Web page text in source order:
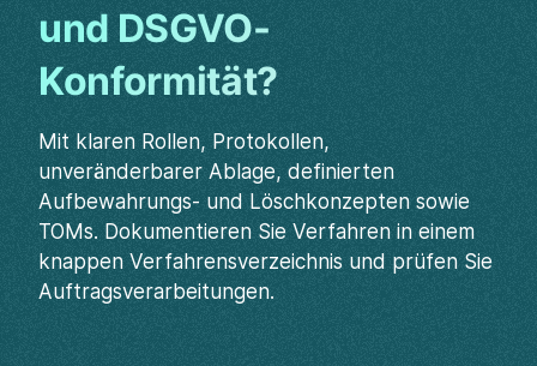
und DSGVO-
Konformität?
Mit klaren Rollen, Protokollen,
unveränderbarer Ablage, definierten
Aufbewahrungs- und Löschkonzepten sowie
TOMs. Dokumentieren Sie Verfahren in einem
knappen Verfahrensverzeichnis und prüfen Sie
Auftragsverarbeitungen.